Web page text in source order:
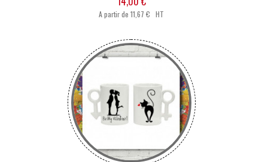
A partir de11,67 € HT